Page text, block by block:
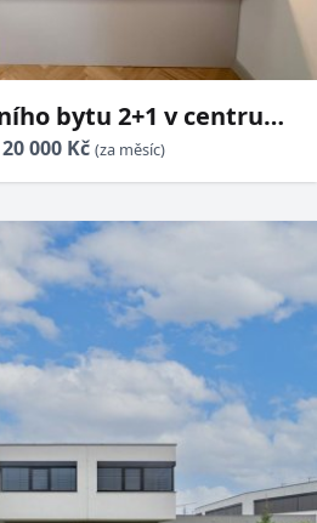
bytu 2+1 v centru
Dukelská
20 000 Kč (za měsíc)